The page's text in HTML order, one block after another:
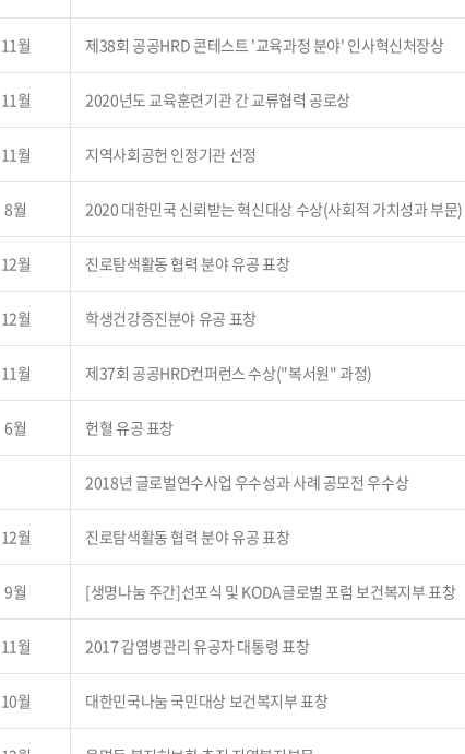
11월 제38회 공공HRD 콘테스트 '교육과정 분야' 인사혁신처장상
11월 2020년도 교육훈련기관 간 교류협력 공로상
11월 지역사회공헌 인정기관 선정
8월 2020 대한민국 신뢰받는 혁신대상 수상(사회적 가치성과 부문)
12월 진로탐색활동 협력 분야 유공 표창
12월 학생건강증진분야 유공 표창
11월 제37회 공공HRD컨퍼런스 수상("복서원" 과정)
6월 헌혈 유공 표창
2018년 글로벌연수사업 우수성과 사례 공모전 우수상
12월 진로탐색활동 협력 분야 유공 표창
9월 [생명나눔 주간]선포식 및 KODA글로벌 포럼 보건복지부 표창
11월 2017 감염병관리 유공자 대통령 표창
10월 대한민국나눔 국민대상 보건복지부 표창